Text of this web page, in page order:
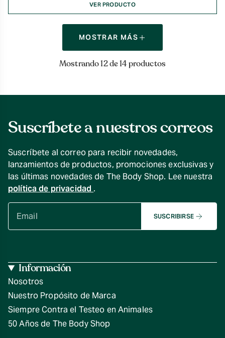
VER PRODUCTO
Mostrando 12 de 14 productos
MOSTRAR MÁS
Suscríbete a nuestros correos
Suscríbete al correo para recibir novedades,
lanzamientos de productos, promociones exclusivas y
las últimas novedades de The Body Shop. Lee nuestra
política de privacidad .
SUSCRIBIRSE
Información
Nosotros
Nuestro Propósito de Marca
Siempre Contra el Testeo en Animales
50 Años de The Body Shop